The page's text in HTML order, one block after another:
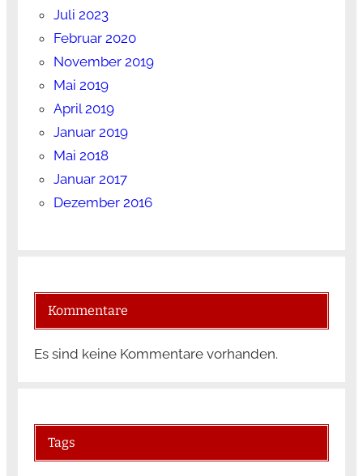
Juli 2023
Februar 2020
November 2019
Mai 2019
April 2019
Januar 2019
Mai 2018
Januar 2017
Dezember 2016
Kommentare
Es sind keine Kommentare vorhanden.
Tags